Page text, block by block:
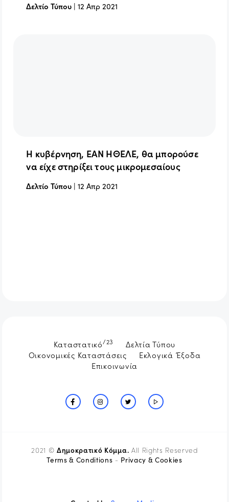
Δελτίο Τύπου |12 Απρ 2021
Η κυβέρνηση, ΕΑΝ ΗΘΕΛΕ, θα μπορούσε
να είχε στηρίξει τους μικρομεσαίους
Δελτίο Τύπου |12 Απρ 2021
Καταστατικό/23
Δελτία Τύπου
Οικονομικές Καταστάσεις
Εκλογικά Έξοδα
Επικοινωνία
2021 ©Δημοκρατικό Κόμμα. All Rights Reserved
Terms & Conditions - Privacy & Cookies